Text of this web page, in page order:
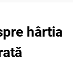
hârtia